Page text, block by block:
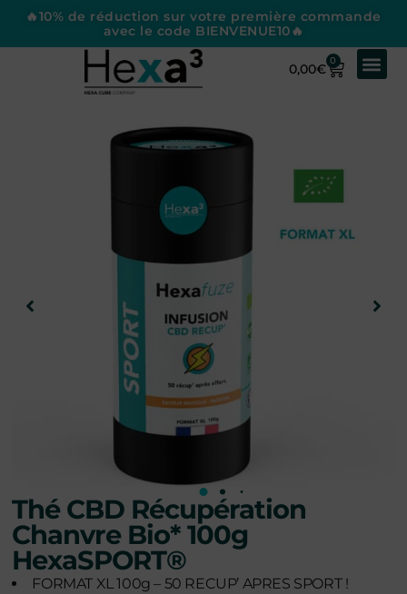
🔥10% de réduction sur votre première commande
avec le code BIENVENUE10🔥
0,00€
0
Thé CBD Récupération
Chanvre Bio* 100g
HexaSPORT®
FORMAT XL 100g – 50 RECUP’ APRES SPORT !